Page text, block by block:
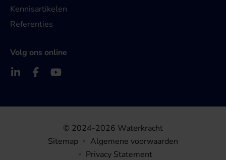
Kennisartikelen
Referenties
Volg ons online
© 2024-2026 Waterkracht
Sitemap
Algemene voorwaarden
Privacy Statement